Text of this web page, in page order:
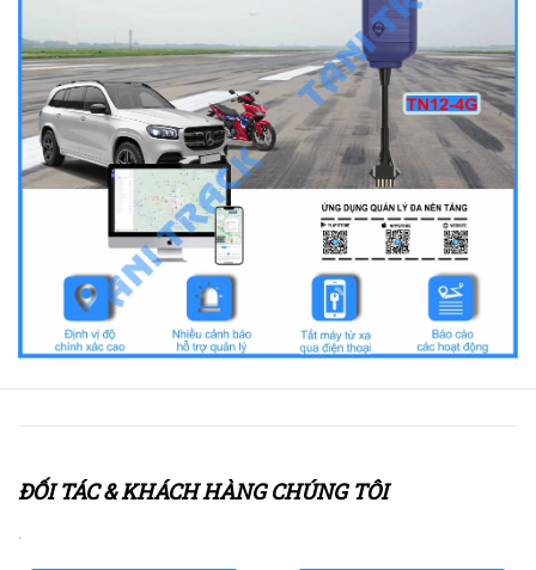
ĐỐI TÁC & KHÁCH HÀNG CHÚNG TÔI
.